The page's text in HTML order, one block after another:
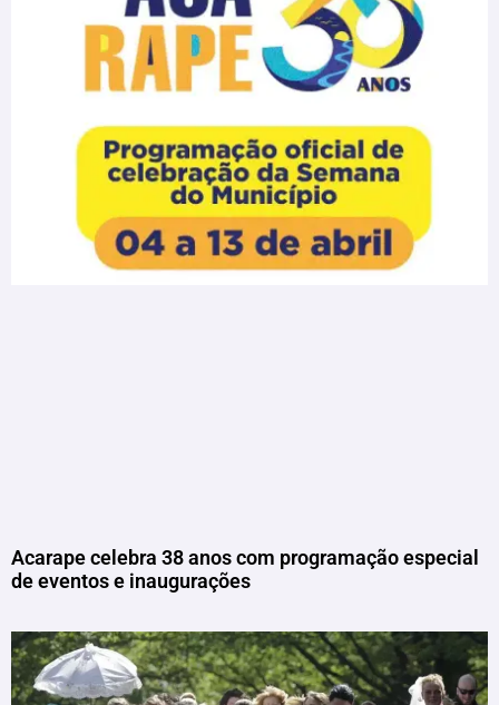
Acarape celebra 38 anos com programação especial
de eventos e inaugurações